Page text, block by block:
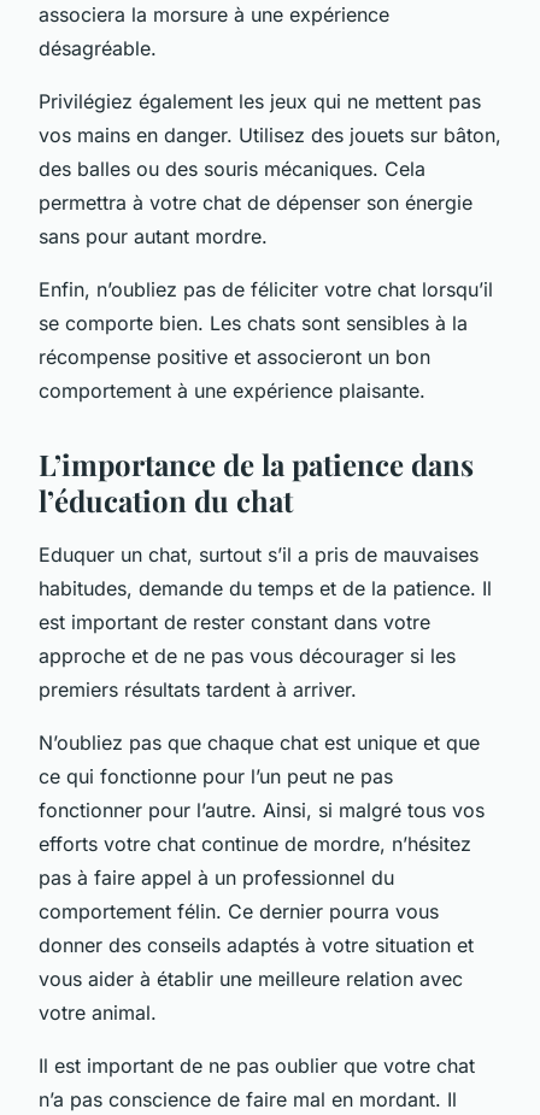
associera la morsure à une expérience
désagréable.
Privilégiez également les jeux qui ne mettent pas
vos mains en danger. Utilisez des jouets sur bâton,
des balles ou des souris mécaniques. Cela
permettra à votre chat de dépenser son énergie
sans pour autant mordre.
Enfin, n’oubliez pas de féliciter votre chat lorsqu’il
se comporte bien. Les chats sont sensibles à la
récompense positive et associeront un bon
comportement à une expérience plaisante.
L’importance de la patience dans
l’éducation du chat
Eduquer un chat, surtout s’il a pris de mauvaises
habitudes, demande du temps et de la patience. Il
est important de rester constant dans votre
approche et de ne pas vous décourager si les
premiers résultats tardent à arriver.
N’oubliez pas que chaque chat est unique et que
ce qui fonctionne pour l’un peut ne pas
fonctionner pour l’autre. Ainsi, si malgré tous vos
efforts votre chat continue de mordre, n’hésitez
pas à faire appel à un professionnel du
comportement félin. Ce dernier pourra vous
donner des conseils adaptés à votre situation et
vous aider à établir une meilleure relation avec
votre animal.
Il est important de ne pas oublier que votre chat
n’a pas conscience de faire mal en mordant. Il